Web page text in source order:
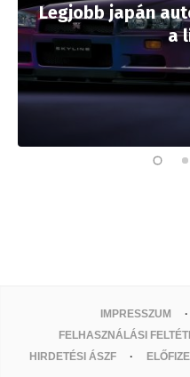
Legjobb japán
a
IMPRESSZUM
FELHASZNÁLÁSI
HIRDETÉSI ÁSZF